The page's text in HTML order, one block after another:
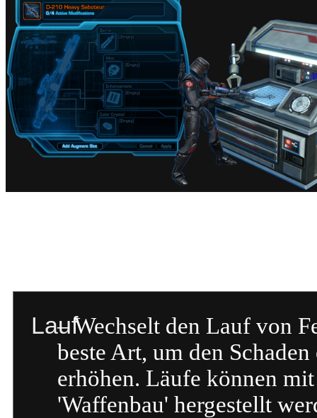
Lauf– Wechselt den Lauf von
beste Art, um den
erhöhen. Läufe können
'Waffenbau' hergestellt